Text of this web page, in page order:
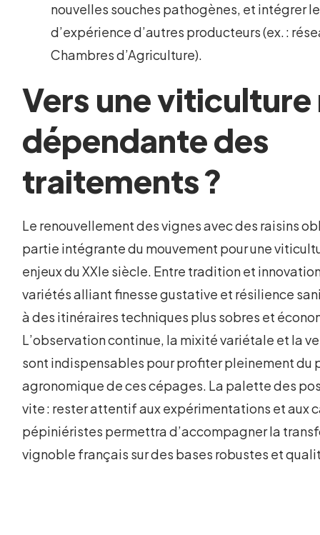
nouvelles souches pathogènes, et intégrer
d’expérience d’autres producteurs (ex. :
Chambres d’Agriculture).
Vers une viticulture
dépendante des
traitements ?
Le renouvellement des vignes avec des raisins
partie intégrante du mouvement pour une
enjeux du XXIe siècle. Entre tradition et
variétés alliant finesse gustative et résilience
à des itinéraires techniques plus sobres et
L’observation continue, la mixité variétale et la
sont indispensables pour profiter pleinement du
agronomique de ces cépages. La palette des
vite : rester attentif aux expérimentations et aux
pépiniéristes permettra d’accompagner la
vignoble français sur des bases robustes et